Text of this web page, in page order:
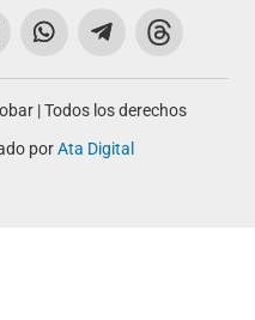
| Todos los derechos
porAta Digital